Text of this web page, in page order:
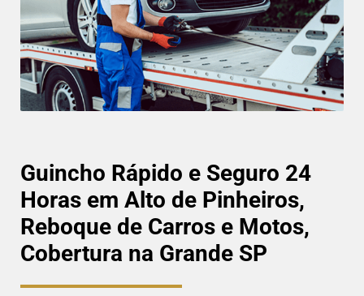
Guincho Rápido e Seguro 24
Horas em Alto de Pinheiros,
Reboque de Carros e Motos,
Cobertura na Grande SP